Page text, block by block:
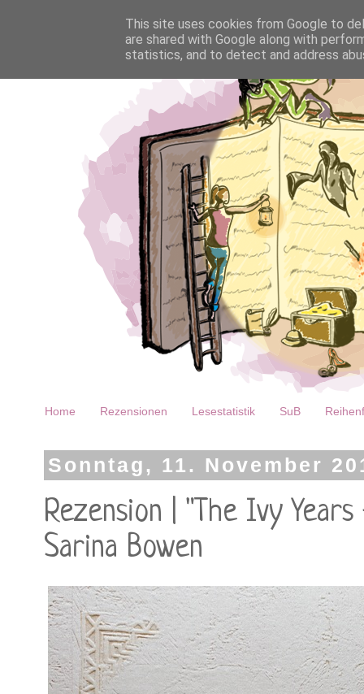
Home Rezensionen Lesestatistik SuB
Sonntag, 11. November
Rezension | "The Ivy
Sarina Bowen
This site uses cookies from Google to
are shared with Google along with
statistics, and to detect and address